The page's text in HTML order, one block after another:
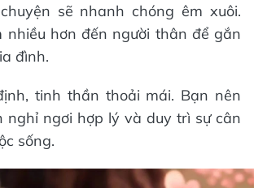
sẽ nhanh chóng êm xuôi.
nhiều hơn đến người thân để gắn
đình.
tinh thần thoải mái. Bạn nên
nghỉ ngơi hợp lý và duy trì sự cân
sống.